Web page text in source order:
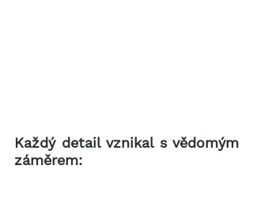
Každý detail vznikal s vědomým
záměrem: